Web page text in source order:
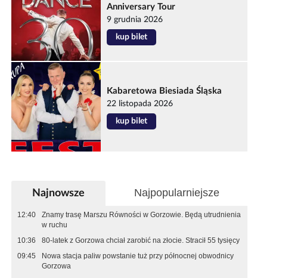
Anniversary Tour
9 grudnia 2026
kup bilet
Kabaretowa Biesiada Śląska
22 listopada 2026
kup bilet
Najnowsze Najpopularniejsze
12:40
Znamy trasę Marszu Równości w Gorzowie. Będą utrudnienia
w ruchu
10:36
80-latek z Gorzowa chciał zarobić na złocie. Stracił 55 tysięcy
09:45
Nowa stacja paliw powstanie tuż przy północnej obwodnicy
Gorzowa